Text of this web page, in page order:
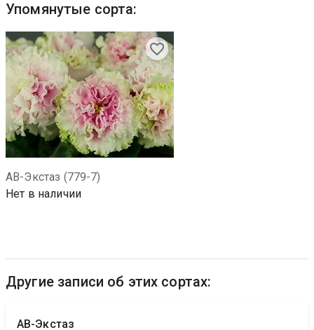
Упомянутые сорта:
АВ-Экстаз (779-7)
Нет в наличии
Другие записи об этих сортах:
АВ-Экстаз